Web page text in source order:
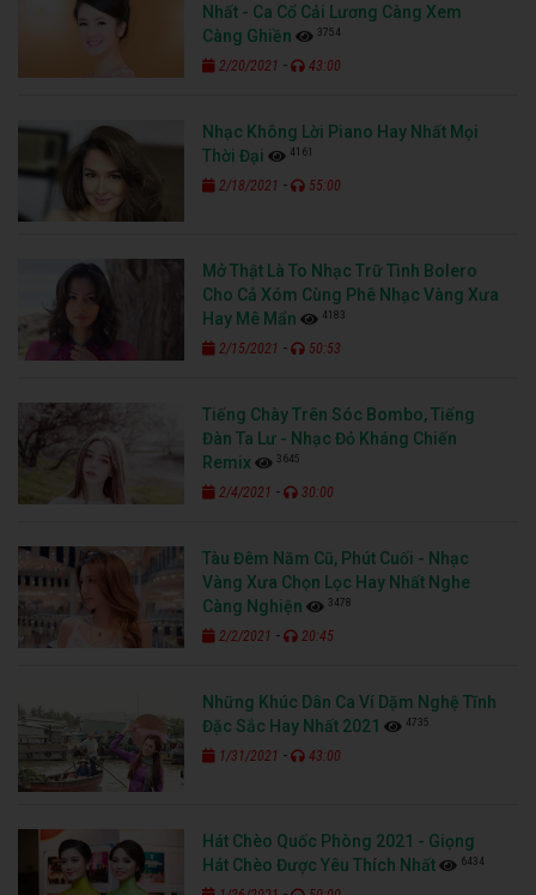
Nhất - Ca Cổ Cải Lương Càng Xem
Càng Ghiền
3754
2/20/2021 - 43:00
Nhạc Không Lời Piano Hay Nhất Mọi
Thời Đại
4161
2/18/2021 - 55:00
Mở Thật Là To Nhạc Trữ Tình Bolero
Cho Cả Xóm Cùng Phê Nhạc Vàng Xưa
Hay Mê Mẩn
4183
2/15/2021 - 50:53
Tiếng Chày Trên Sóc Bombo, Tiếng
Đàn Ta Lư - Nhạc Đỏ Kháng Chiến
Remix
3645
2/4/2021 - 30:00
Tàu Đêm Năm Cũ, Phút Cuối - Nhạc
Vàng Xưa Chọn Lọc Hay Nhất Nghe
Càng Nghiện
3478
2/2/2021 - 20:45
Những Khúc Dân Ca Ví Dặm Nghệ Tĩnh
Đặc Sắc Hay Nhất 2021
4735
1/31/2021 - 43:00
Hát Chèo Quốc Phòng 2021 - Giọng
Hát Chèo Được Yêu Thích Nhất
6434